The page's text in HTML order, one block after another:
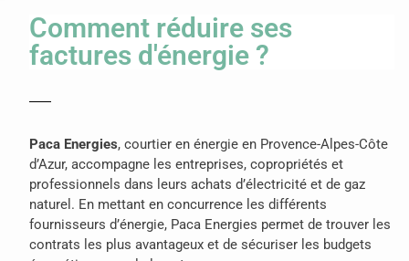
Comment réduire ses
factures d'énergie ?
Paca Energies, courtier en énergie en Provence-Alpes-Côte
d’Azur, accompagne les entreprises, copropriétés et
professionnels dans leurs achats d’électricité et de gaz
naturel. En mettant en concurrence les différents
fournisseurs d’énergie, Paca Energies permet de trouver les
contrats les plus avantageux et de sécuriser les budgets